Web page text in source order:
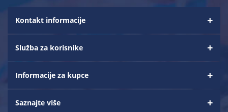
Kontakt informacije
Služba za korisnike
Informacije za kupce
Saznajte više